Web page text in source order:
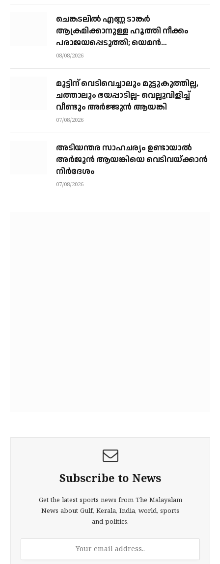
ചെങ്കടലില്‍ എണ്ണ ടാങ്കര്‍
ആക്രമിക്കാനുള്ള ഹൂത്തി നീക്കം
പരാജയപ്പെടുത്തി; യെമൻ
സംഘർഷത്തിലേക്ക് നീങ്ങുന്നുവെന്ന്
08/08/2026
മുട്ടിന് വെടിവെച്ചാലും മുട്ടുകുത്തില്ല,
ചത്താലും ഭയപ്പാടില്ല- വെല്ലുവിളിച്ച്
വീണ്ടും അർജ്ജുൻ ആയങ്കി
07/08/2026
അടിയന്തര സാഹചര്യം ഉണ്ടായാല്‍
അര്‍ജുന്‍ ആയങ്കിയെ വെടിവയ്ക്കാന്‍
നിര്‍ദേശം
07/08/2026
Subscribe to News
Get the latest sports news from The Malayalam
News about Gulf, Kerala, India, world, sports
and politics.